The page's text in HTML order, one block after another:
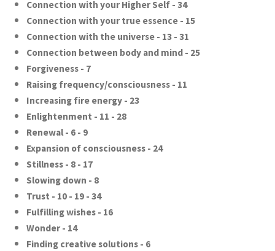
Connection with your Higher Self - 34
Connection with your true essence - 15
Connection with the universe - 13 - 31
Connection between body and mind - 25
Forgiveness - 7
Raising frequency/consciousness - 11
Increasing fire energy - 23
Enlightenment - 11 - 28
Renewal - 6 - 9
Expansion of consciousness - 24
Stillness - 8 - 17
Slowing down - 8
Trust - 10 - 19 - 34
Fulfilling wishes - 16
Wonder - 14
Finding creative solutions - 6